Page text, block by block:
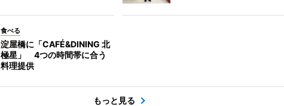
食べる
淀屋橋に「CAFÉ&DINING 北
極星」 4つの時間帯に合う
料理提供
もっと見る